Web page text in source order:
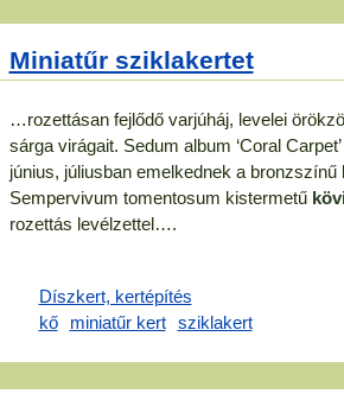
Miniatűr sziklakertet
…rozettásan fejlődő varjúháj, levelei
sárga virágait. Sedum album ‘Coral
június, júliusban emelkednek a bronzszínű
Sempervivum tomentosum kistermetű
rozettás levélzettel….